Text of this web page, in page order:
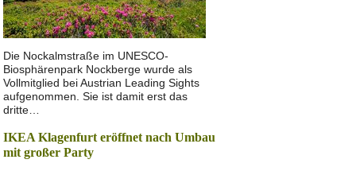
Die Nockalmstraße im UNESCO-
Biosphärenpark Nockberge wurde als
Vollmitglied bei Austrian Leading Sights
aufgenommen. Sie ist damit erst das
dritte…
IKEA Klagenfurt eröffnet nach Umbau
mit großer Party